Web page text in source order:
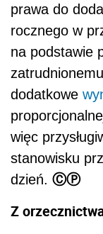
prawa do
rocznego w
na podstawie
dodatkowe
więc
stanowisku
dzień. ⒸⓅ
Z